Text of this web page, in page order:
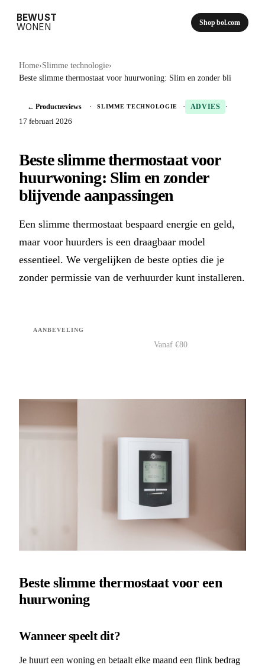
BEWUST
WONEN
Shop bol.com
Home›Slimme technologie›
Beste slimme thermostaat voor huurwoning: Slim en zonder bli
← Productreviews · SLIMME TECHNOLOGIE · ADVIES
·
17 februari 2026
Beste slimme thermostaat voor
huurwoning: Slim en zonder
blijvende aanpassingen
Een slimme thermostaat bespaard energie en geld,
maar voor huurders is een draagbaar model
essentieel. We vergelijken de beste opties die je
zonder permissie van de verhuurder kunt installeren.
AANBEVELING
Vanaf €80
Beste slimme thermostaat voor een
huurwoning
Wanneer speelt dit?
Je huurt een woning en betaalt elke maand een flink bedrag